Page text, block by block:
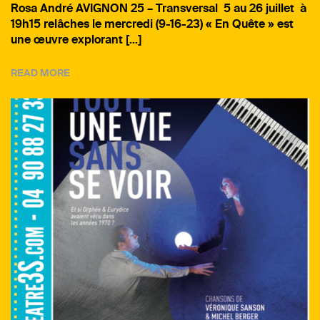
Rosa André AVIGNON 25 – Transversal 5 au 26 juillet à
19h15 relâches le mercredi (9-16-23) « En Quête » est
une œuvre explorant […]
READ MORE